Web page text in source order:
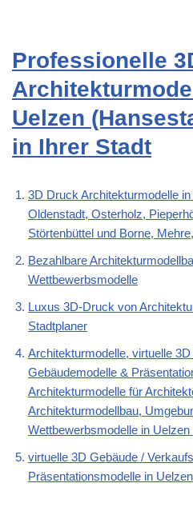
Professionelle
Uelzen
in Ihrer Stadt
3D Druck Architekturmodelle
Oldenstadt, Osterholz,
Störtenbüttel und Borne,
Bezahlbare
Wettbewerbsmodelle
Luxus 3D-Druck von
Stadtplaner
Architekturmodelle, virtuelle
Gebäudemodelle &
Architekturmodelle für
Architekturmodellbau,
Wettbewerbsmodelle in
virtuelle 3D Gebäude /
Präsentationsmodelle in